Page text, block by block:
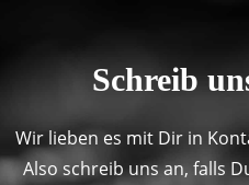
Schreib
Wir lieben es mit Dir in
Also schreib uns an, falls